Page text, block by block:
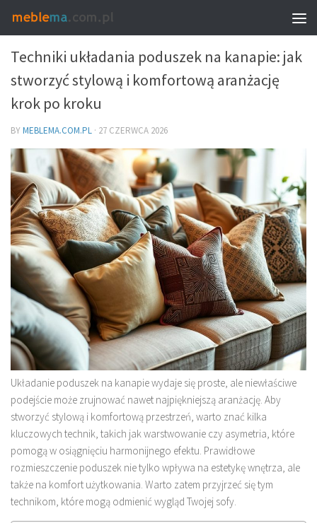
DEKORACJE I DODATKI – DOBÓR DO WNĘTRZA
Techniki układania poduszek na kanapie: jak
stworzyć stylową i komfortową aranżację
krok po kroku
BYMEBLEMA.COM.PL · 27 CZERWCA 2026
Układanie poduszek na kanapie wydaje się proste, ale niewłaściwe
podejście może zrujnować nawet najpiękniejszą aranżację. Aby
stworzyć stylową i komfortową przestrzeń, warto znać kilka
kluczowych technik, takich jak warstwowanie czy asymetria, które
pomogą w osiągnięciu harmonijnego efektu. Prawidłowe
rozmieszczenie poduszek nie tylko wpływa na estetykę wnętrza, ale
także na komfort użytkowania. Warto zatem przyjrzeć się tym
technikom, które mogą odmienić wygląd Twojej sofy.